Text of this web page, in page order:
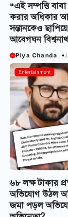
“এই সম্পত্তি
করার অধিকার
সন্তানকেও
আবেগঘন
Piya Chanda
Entertainment
৬৮ লক্ষ টাকার
অভিযোগ উঠল
জমা পড়ল